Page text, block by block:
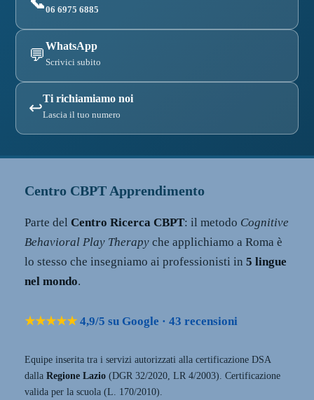
06 6975 6885
💬
WhatsApp
Scrivici subito
↩
Ti richiamiamo noi
Lascia il tuo numero
Centro CBPT Apprendimento
Parte del Centro Ricerca CBPT: il metodo Cognitive
Behavioral Play Therapy che applichiamo a Roma è
lo stesso che insegniamo ai professionisti in 5 lingue
nel mondo.
★★★★★ 4,9/5 su Google · 43 recensioni
Equipe inserita tra i servizi autorizzati alla certificazione DSA
dalla Regione Lazio (DGR 32/2020, LR 4/2003). Certificazione
valida per la scuola (L. 170/2010).